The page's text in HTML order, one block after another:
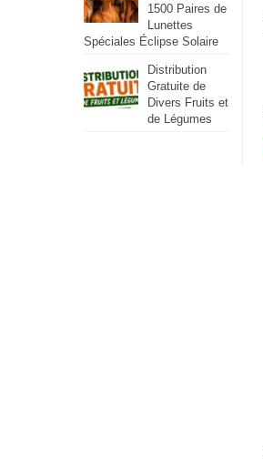
1500 Paires de
Lunettes
Spéciales Éclipse Solaire
Distribution
Gratuite de
Divers Fruits et
de Légumes